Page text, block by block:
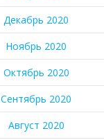
Декабрь 2020
Ноябрь 2020
Октябрь 2020
Сентябрь 2020
Август 2020